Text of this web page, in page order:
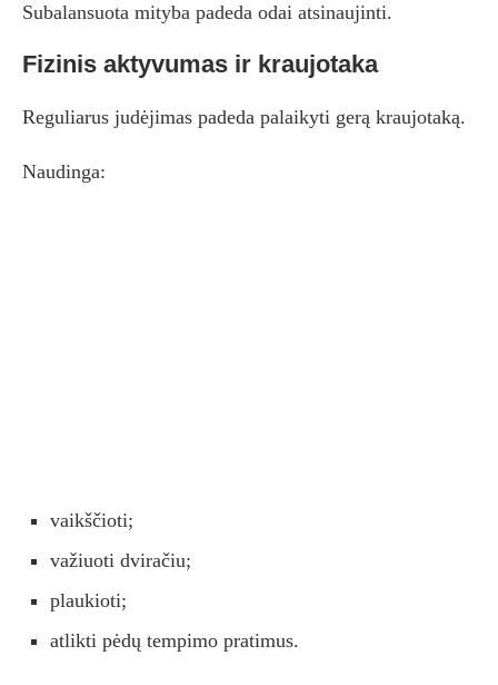
Subalansuota mityba padeda odai atsinaujinti.
Fizinis aktyvumas ir kraujotaka
Reguliarus judėjimas padeda palaikyti gerą kraujotaką.
Naudinga:
vaikščioti;
važiuoti dviračiu;
plaukioti;
atlikti pėdų tempimo pratimus.